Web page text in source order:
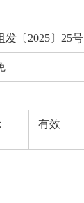
发〔2025〕25号
有效